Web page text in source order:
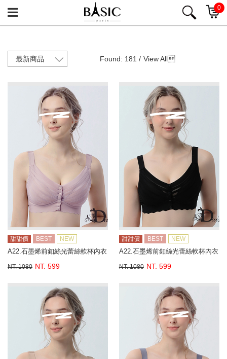
0
Found: 181 / View All
甜甜價 BEST NEW
A22.石墨烯前釦絲光蕾絲軟杯內衣
NT. 1080 NT. 599
甜甜價 BEST NEW
A22.石墨烯前釦絲光蕾絲軟杯內衣
NT. 1080 NT. 599